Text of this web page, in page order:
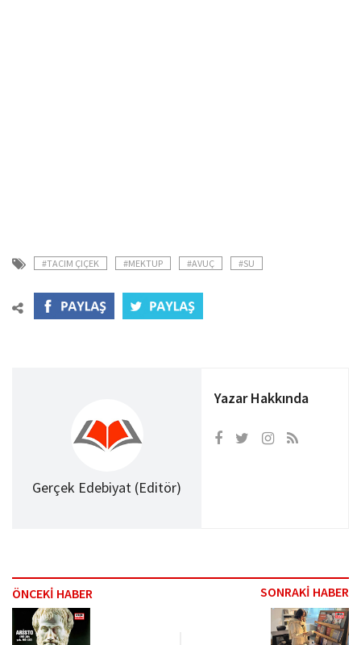
#TACIM ÇIÇEK #MEKTUP #AVUÇ #SU
Gerçek Edebiyat (Editör)
Yazar Hakkında
ÖNCEKİ HABER SONRAKİ HABER